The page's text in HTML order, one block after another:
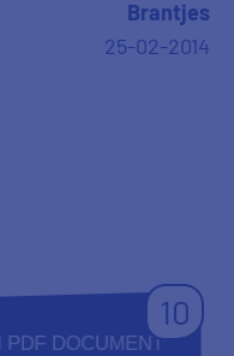
Brantjes
25-02-2014
10
PDF DOCUMENT